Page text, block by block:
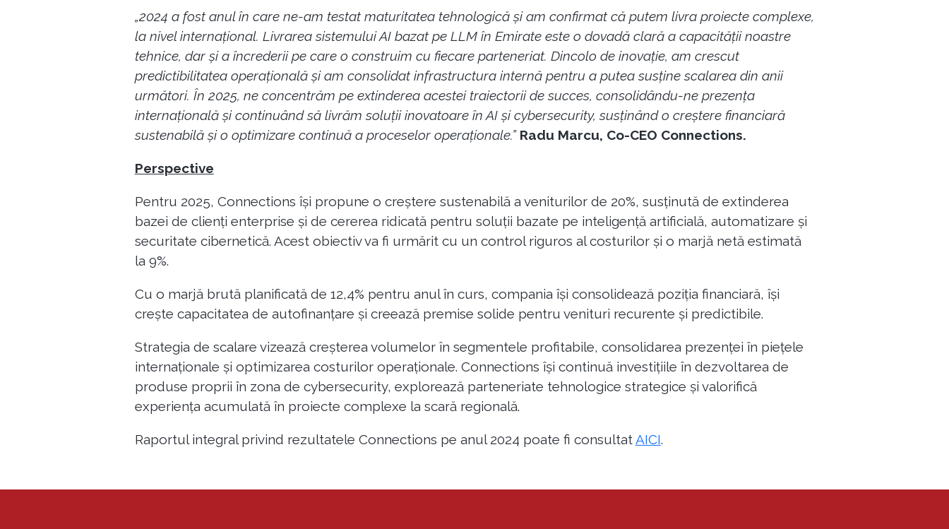
„2024 a fost anul în care ne-am testat maturitatea tehnologică și am confirmat că putem livra proiecte complexe,
la nivel internațional. Livrarea sistemului AI bazat pe LLM în Emirate este o dovadă clară a capacității noastre
tehnice, dar și a încrederii pe care o construim cu fiecare parteneriat. Dincolo de inovație, am crescut
predictibilitatea operațională și am consolidat infrastructura internă pentru a putea susține scalarea din anii
următori. În 2025, ne concentrăm pe extinderea acestei traiectorii de succes, consolidându-ne prezența
internațională și continuând să livrăm soluții inovatoare în AI și cybersecurity, susținând o creștere financiară
sustenabilă și o optimizare continuă a proceselor operaționale.” Radu Marcu, Co-CEO Connections.
Perspective
Pentru 2025, Connections își propune o creștere sustenabilă a veniturilor de 20%, susținută de extinderea
bazei de clienți enterprise și de cererea ridicată pentru soluții bazate pe inteligență artificială, automatizare și
securitate cibernetică. Acest obiectiv va fi urmărit cu un control riguros al costurilor și o marjă netă estimată
la 9%.
Cu o marjă brută planificată de 12,4% pentru anul în curs, compania își consolidează poziția financiară, își
crește capacitatea de autofinanțare și creează premise solide pentru venituri recurente și predictibile.
Strategia de scalare vizează creșterea volumelor în segmentele profitabile, consolidarea prezenței în piețele
internaționale și optimizarea costurilor operaționale. Connections își continuă investițiile în dezvoltarea de
produse proprii în zona de cybersecurity, explorează parteneriate tehnologice strategice și valorifică
experiența acumulată în proiecte complexe la scară regională.
Raportul integral privind rezultatele Connections pe anul 2024 poate fi consultatAICI.